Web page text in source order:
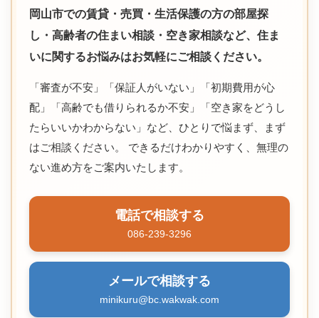
岡山市での賃貸・売買・生活保護の方の部屋探
し・高齢者の住まい相談・空き家相談など、住ま
いに関するお悩みはお気軽にご相談ください。
「審査が不安」「保証人がいない」「初期費用が心
配」「高齢でも借りられるか不安」「空き家をどうし
たらいいかわからない」など、ひとりで悩まず、まず
はご相談ください。 できるだけわかりやすく、無理の
ない進め方をご案内いたします。
電話で相談する
086-239-3296
メールで相談する
minikuru@bc.wakwak.com